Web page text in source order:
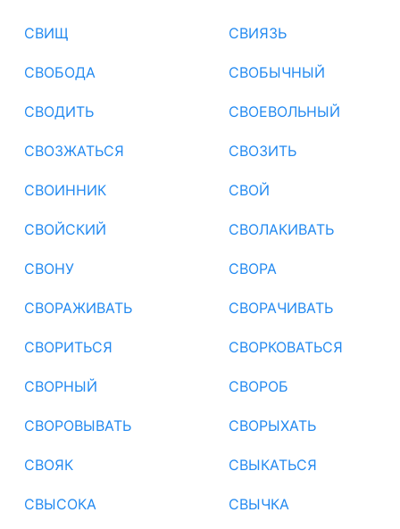
СВИЩ СВИЯЗЬ
СВОБОДА СВОБЫЧНЫЙ
СВОДИТЬ СВОЕВОЛЬНЫЙ
СВОЗЖАТЬСЯ СВОЗИТЬ
СВОИННИК СВОЙ
СВОЙСКИЙ СВОЛАКИВАТЬ
СВОНУ СВОРА
СВОРАЖИВАТЬ СВОРАЧИВАТЬ
СВОРИТЬСЯ СВОРКОВАТЬСЯ
СВОРНЫЙ СВОРОБ
СВОРОВЫВАТЬ СВОРЫХАТЬ
СВОЯК СВЫКАТЬСЯ
СВЫСОКА СВЫЧКА